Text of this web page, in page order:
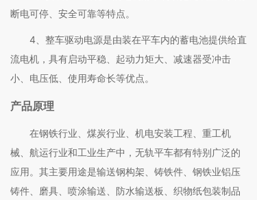
断电可停、安全可靠等特点。
4、整车驱动电源是由装在平车内的蓄电池提供给直
流电机，具有启动平稳、起动力矩大、减速器受冲击
小、电压低、使用寿命长等优点。
产品原理
在钢铁行业、煤炭行业、机电安装工程、重工机
械、航运行业和工业生产中，无轨平车都有特别广泛的
应用。其主要用途是输送钢构架、铸铁件、钢铁业铝压
铸件、磨具、喷涂输送、防水输送板、织物纸包装制品